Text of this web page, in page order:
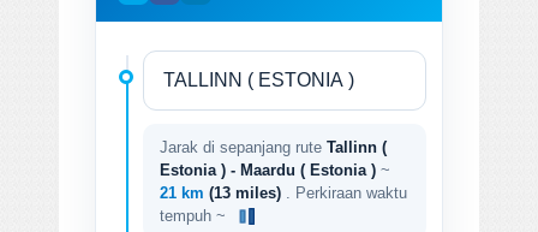
Jarak di sepanjang rute Tallinn (
Estonia ) - Maardu ( Estonia ) ~
21 km (13 miles)
. Perkiraan waktu
tempuh ~